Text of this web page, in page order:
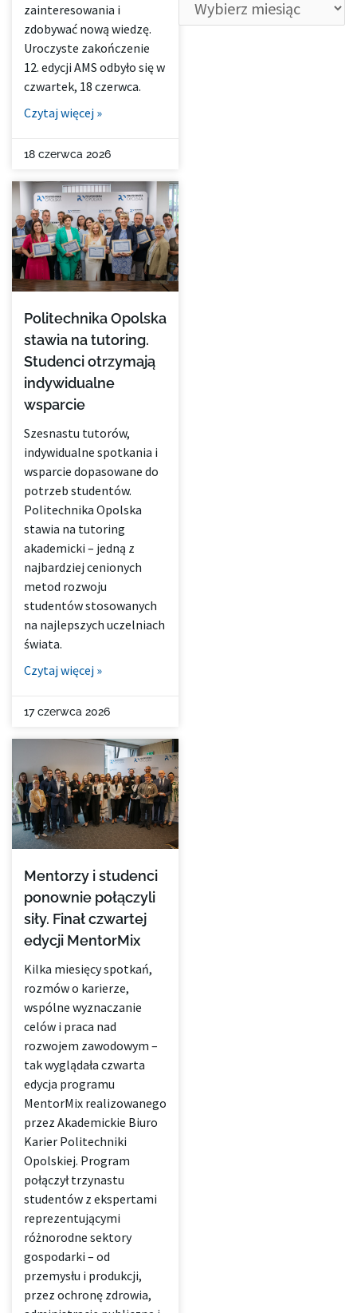
zainteresowania i
zdobywać nową wiedzę.
Uroczyste zakończenie
12. edycji AMS odbyło się w
czwartek, 18 czerwca.
Czytaj więcej »
18 czerwca 2026
Politechnika Opolska
stawia na tutoring.
Studenci otrzymają
indywidualne
wsparcie
Szesnastu tutorów,
indywidualne spotkania i
wsparcie dopasowane do
potrzeb studentów.
Politechnika Opolska
stawia na tutoring
akademicki – jedną z
najbardziej cenionych
metod rozwoju
studentów stosowanych
na najlepszych uczelniach
świata.
Czytaj więcej »
17 czerwca 2026
Mentorzy i studenci
ponownie połączyli
siły. Finał czwartej
edycji MentorMix
Kilka miesięcy spotkań,
rozmów o karierze,
wspólne wyznaczanie
celów i praca nad
rozwojem zawodowym –
tak wyglądała czwarta
edycja programu
MentorMix realizowanego
przez Akademickie Biuro
Karier Politechniki
Opolskiej. Program
połączył trzynastu
studentów z ekspertami
reprezentującymi
różnorodne sektory
gospodarki – od
przemysłu i produkcji,
przez ochronę zdrowia,